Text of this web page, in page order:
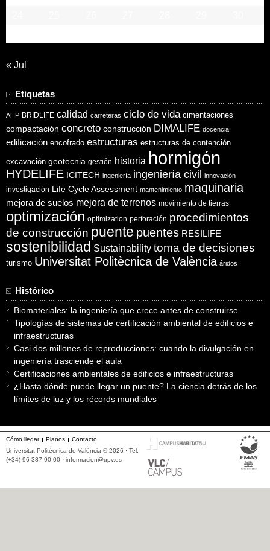
« Jul
Etiquetas
AHP BRIDLIFE calidad carreteras ciclo de vida cimentaciones
compactación concreto construcción DIMALIFE docencia
edificación encofrado estructuras estructuras de contención
excavación geotecnia gestión historia hormigón
HYDELIFE ICITECH ingeniería ingeniería civil innovación
investigación Life Cycle Assessment mantenimiento maquinaria
mejora de suelos mejora de terrenos movimiento de tierras
optimización optimization perforación procedimientos
de construcción puente puentes RESILIFE
sostenibilidad Sustainability toma de decisiones
turismo Universitat Politècnica de València áridos
Histórico
Biomateriales: la ingeniería que crece antes de construirse
Tipologías de sistemas de certificación ambiental de edificios e
infraestructuras
Casi dos millones de reproducciones: cuando la divulgación en
ingeniería trasciende el aula
Certificaciones ambientales de edificios e infraestructuras
¿Hasta dónde puede llegar un puente? La ciencia detrás de los
límites de luz y los récords mundiales
Cómo llegar Planos
Contacto
Universitat Politècnica de València © 2026 · Tel.
(+34) 96 387 90 00 · informacion@upv.es